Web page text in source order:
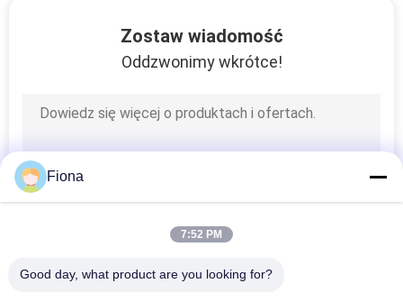
Zostaw wiadomość
Oddzwonimy wkrótce!
Fiona
7:52 PM
Good day, what product are you looking for?